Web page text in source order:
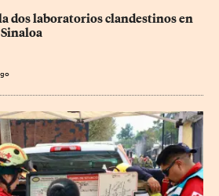
dos laboratorios clandestinos en